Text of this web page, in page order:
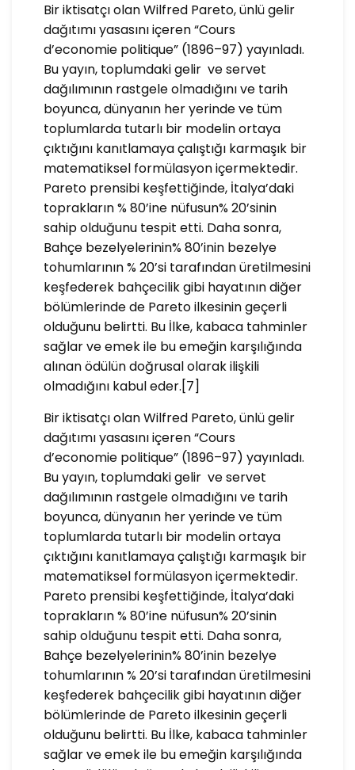
Bir iktisatçı olan Wilfred Pareto, ünlü gelir
dağıtımı yasasını içeren “Cours
d’economie politique” (1896–97) yayınladı.
Bu yayın, toplumdaki gelir ve servet
dağılımının rastgele olmadığını ve tarih
boyunca, dünyanın her yerinde ve tüm
toplumlarda tutarlı bir modelin ortaya
çıktığını kanıtlamaya çalıştığı karmaşık bir
matematiksel formülasyon içermektedir.
Pareto prensibi keşfettiğinde, İtalya’daki
toprakların % 80’ine nüfusun% 20’sinin
sahip olduğunu tespit etti. Daha sonra,
Bahçe bezelyelerinin% 80’inin bezelye
tohumlarının % 20’si tarafından üretilmesini
keşfederek bahçecilik gibi hayatının diğer
bölümlerinde de Pareto ilkesinin geçerli
olduğunu belirtti. Bu İlke, kabaca tahminler
sağlar ve emek ile bu emeğin karşılığında
alınan ödülün doğrusal olarak ilişkili
olmadığını kabul eder.[7]
Bir iktisatçı olan Wilfred Pareto, ünlü gelir
dağıtımı yasasını içeren “Cours
d’economie politique” (1896–97) yayınladı.
Bu yayın, toplumdaki gelir ve servet
dağılımının rastgele olmadığını ve tarih
boyunca, dünyanın her yerinde ve tüm
toplumlarda tutarlı bir modelin ortaya
çıktığını kanıtlamaya çalıştığı karmaşık bir
matematiksel formülasyon içermektedir.
Pareto prensibi keşfettiğinde, İtalya’daki
toprakların % 80’ine nüfusun% 20’sinin
sahip olduğunu tespit etti. Daha sonra,
Bahçe bezelyelerinin% 80’inin bezelye
tohumlarının % 20’si tarafından üretilmesini
keşfederek bahçecilik gibi hayatının diğer
bölümlerinde de Pareto ilkesinin geçerli
olduğunu belirtti. Bu İlke, kabaca tahminler
sağlar ve emek ile bu emeğin karşılığında